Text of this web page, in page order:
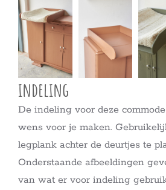
indeling
De indeling voor deze
wens voor je maken.
legplank achter de deurtjes te
Onderstaande afbeeldingen
van wat er voor indeling